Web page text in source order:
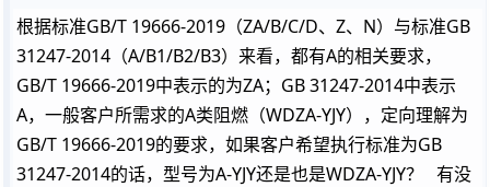
根据标准GB/T 19666-2019（ZA/B/C/D、Z、N）与标准GB
31247-2014（A/B1/B2/B3）来看，都有A的相关要求，
GB/T 19666-2019中表示的为ZA；GB 31247-2014中表示
A，一般客户所需求的A类阻燃（WDZA-YJY），定向理解为
GB/T 19666-2019的要求，如果客户希望执行标准为GB
31247-2014的话，型号为A-YJY还是也是WDZA-YJY？ 有没